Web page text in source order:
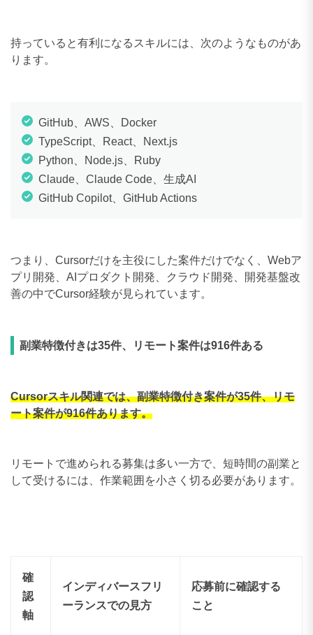
持っていると有利になるスキルには、次のようなものがあ
ります。
GitHub、AWS、Docker
TypeScript、React、Next.js
Python、Node.js、Ruby
Claude、Claude Code、生成AI
GitHub Copilot、GitHub Actions
つまり、Cursorだけを主役にした案件だけでなく、Webア
プリ開発、AIプロダクト開発、クラウド開発、開発基盤改
善の中でCursor経験が見られています。
副業特徴付きは35件、リモート案件は916件ある
Cursorスキル関連では、副業特徴付き案件が35件、リモ
ート案件が916件あります。
リモートで進められる募集は多い一方で、短時間の副業と
して受けるには、作業範囲を小さく切る必要があります。
確
認
軸
インディバースフリ
ーランスでの見方
応募前に確認する
こと